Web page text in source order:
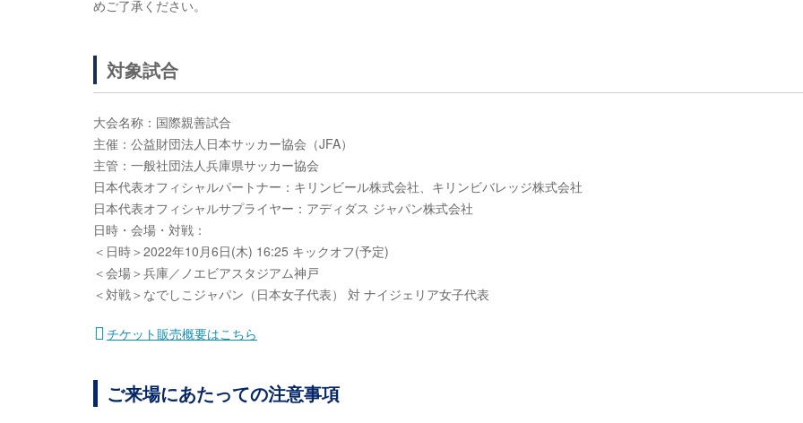
めご了承ください。
対象試合
大会名称：国際親善試合
主催：公益財団法人日本サッカー協会（JFA）
主管：一般社団法人兵庫県サッカー協会
日本代表オフィシャルパートナー：キリンビール株式会社、キリンビバレッジ株式会社
日本代表オフィシャルサプライヤー：アディダス ジャパン株式会社
日時・会場・対戦：
＜日時＞2022年10月6日(木) 16:25 キックオフ(予定)
＜会場＞兵庫／ノエビアスタジアム神戸
＜対戦＞なでしこジャパン（日本女子代表） 対 ナイジェリア女子代表
チケット販売概要はこちら
ご来場にあたっての注意事項